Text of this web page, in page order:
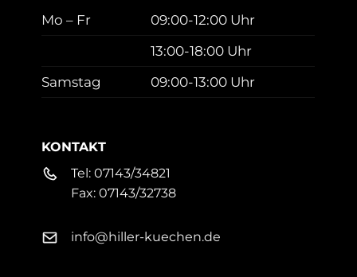
Mo – Fr
09:00-12:00 Uhr
13:00-18:00 Uhr
Samstag
09:00-13:00 Uhr
KONTAKT
Tel:07143/34821
Fax:07143/32738
info@hiller-kuechen.de